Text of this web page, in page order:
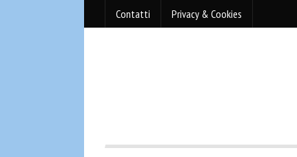
Contatti Privacy & Cookies